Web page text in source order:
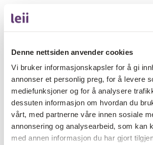
Denne nettsiden anvender cookies
Vi bruker informasjonskapsler for å gi
annonser et personlig preg, for å levere
mediefunksjoner og for å analysere
dessuten informasjon om hvordan du
vårt, med partnerne våre innen sosiale
annonsering og analysearbeid, som kan
med annen informasjon du har gjort